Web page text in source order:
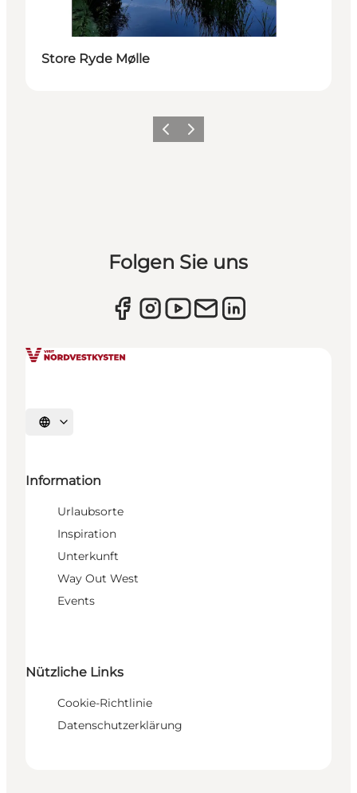
Store Ryde Mølle
ZurückWeiter
Folgen Sie uns
Sprache auswählen
Information
Urlaubsorte
Inspiration
Unterkunft
Way Out West
Events
Nützliche Links
Cookie-Richtlinie
Datenschutzerklärung